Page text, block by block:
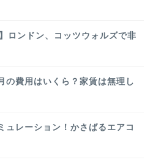
ロンドン、コッツウォルズで非
の費用はいくら？家賃は無理し
ュレーション！かさばるエアコ